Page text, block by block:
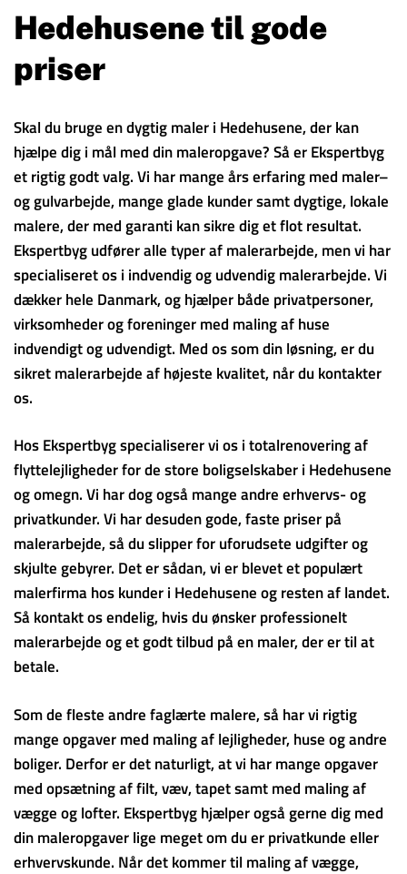
Hedehusene til gode
priser
Skal du bruge en dygtig maler i Hedehusene, der kan
hjælpe dig i mål med din maleropgave? Så er Ekspertbyg
et rigtig godt valg. Vi har mange års erfaring med maler–
og gulvarbejde, mange glade kunder samt dygtige, lokale
malere, der med garanti kan sikre dig et flot resultat.
Ekspertbyg udfører alle typer af malerarbejde, men vi har
specialiseret os i indvendig og udvendig malerarbejde. Vi
dækker hele Danmark, og hjælper både privatpersoner,
virksomheder og foreninger med maling af huse
indvendigt og udvendigt. Med os som din løsning, er du
sikret malerarbejde af højeste kvalitet, når du kontakter
os.
Hos Ekspertbyg specialiserer vi os i totalrenovering af
flyttelejligheder for de store boligselskaber i Hedehusene
og omegn. Vi har dog også mange andre erhvervs- og
privatkunder. Vi har desuden gode, faste priser på
malerarbejde, så du slipper for uforudsete udgifter og
skjulte gebyrer. Det er sådan, vi er blevet et populært
malerfirma hos kunder i Hedehusene og resten af landet.
Så kontakt os endelig, hvis du ønsker professionelt
malerarbejde og et godt tilbud på en maler, der er til at
betale.
Som de fleste andre faglærte malere, så har vi rigtig
mange opgaver med maling af lejligheder, huse og andre
boliger. Derfor er det naturligt, at vi har mange opgaver
med opsætning af filt, væv, tapet samt med maling af
vægge og lofter. Ekspertbyg hjælper også gerne dig med
din maleropgaver lige meget om du er privatkunde eller
erhvervskunde. Når det kommer til maling af vægge,